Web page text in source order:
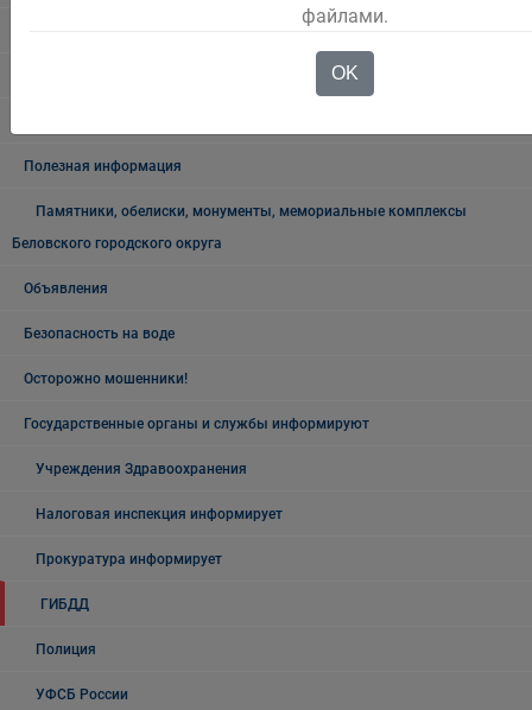
Полезная информация
Памятники, обелиски, монументы, мемориальные комплексы
Беловского городского округа
Объявления
Безопасность на воде
Осторожно мошенники!
Государственные органы и службы информируют
Учреждения Здравоохранения
Налоговая инспекция информирует
Прокуратура информирует
ГИБДД
Полиция
УФСБ России
файлами.
OK